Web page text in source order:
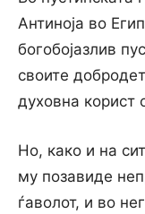
Антиноја во
богобојазлив
своите
духовна корист
Но, како и на
му позавиде
ѓаволот, и во